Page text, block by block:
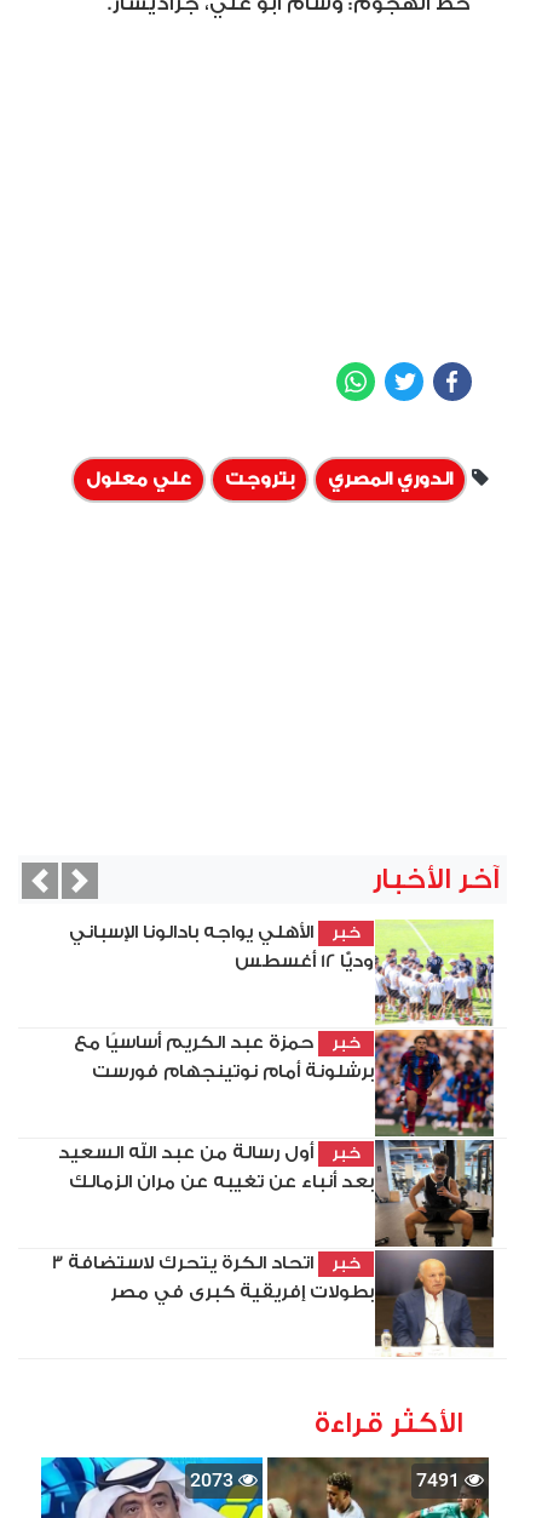
Facebook
Twitter
الدوري المصري بتروجت علي معلول
آخر الأخبار
خبر
الأهلي يواجه بادالونا الإسباني
وديًّا 12 أغسطس
خبر
حمزة عبد الكريم أساسيًا مع
برشلونة أمام نوتينجهام فورست
خبر
أول رسالة من عبد الله السعيد
بعد أنباء عن تغيبه عن مران الزمالك
خبر
اتحاد الكرة يتحرك لاستضافة 3
بطولات إفريقية كبرى في مصر
Next
الأكثر قراءة
7491
2073